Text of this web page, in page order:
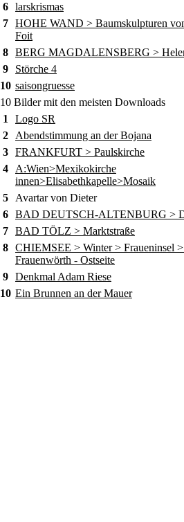
6 larskrismas
7 HOHE WAND > Baumskulpturen
Foit
8 BERG MAGDALENSBERG >
9
Störche 4
10 saisongruesse
10 Bilder mit den meisten Downloads
1
Logo SR
2
Abendstimmung an der Bojana
3 FRANKFURT > Paulskirche
4
A:Wien>Mexikokirche
innen>Elisabethkapelle>Mosaik
5
Avartar von Dieter
6 BAD DEUTSCH-ALTENBURG >
7 BAD TÖLZ > Marktstraße
8 CHIEMSEE > Winter > Fraueninsel
Frauenwörth - Ostseite
9 Denkmal Adam Riese
10 Ein Brunnen an der Mauer